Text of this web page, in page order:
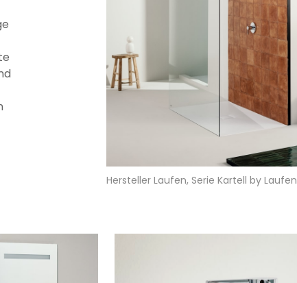
Hersteller Laufen, Serie Kartell by Laufen